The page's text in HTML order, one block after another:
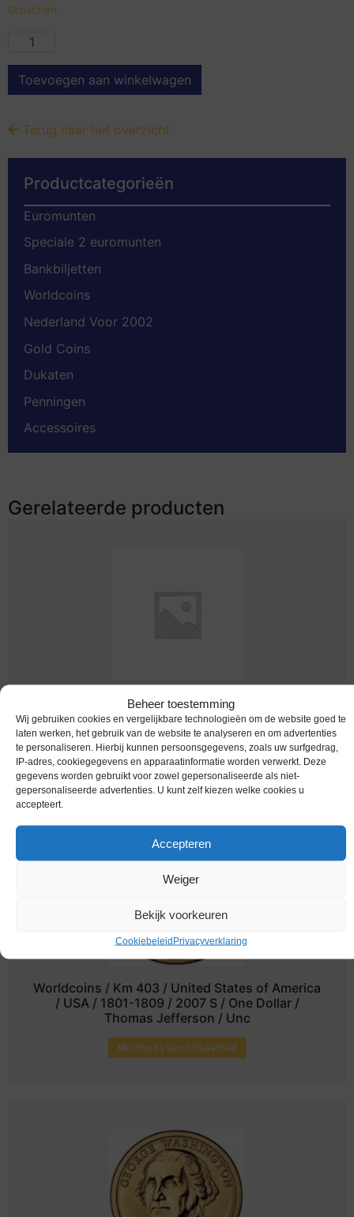
Beheer toestemming
Wij gebruiken cookies en vergelijkbare technologieën om de website goed te
laten werken, het gebruik van de website te analyseren en om advertenties
te personaliseren. Hierbij kunnen persoonsgegevens, zoals uw surfgedrag,
IP-adres, cookiegegevens en apparaatinformatie worden verwerkt. Deze
gegevens worden gebruikt voor zowel gepersonaliseerde als niet-
gepersonaliseerde advertenties. U kunt zelf kiezen welke cookies u
accepteert.
Accepteren
Weiger
Bekijk voorkeuren
CookiebeleidPrivacyverklaring
Groschen
Toevoegen aan winkelwagen
Terug naar het overzicht
Productcategorieën
Euromunten
Speciale 2 euromunten
Bankbiljetten
Worldcoins
Nederland Voor 2002
Gold Coins
Dukaten
Penningen
Accessoires
Gerelateerde producten
Worldcoins / Cyprus / 2007 / 1 Pond / Proof /
Verdrag Van Rome
€49,95
Worldcoins / Km 403 / United States of America
/ USA / 1801-1809 / 2007 S / One Dollar /
Thomas Jefferson / Unc
Melding bij beschikbaarheid